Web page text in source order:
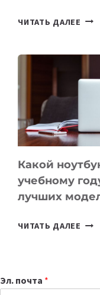
ЧИТАТЬ ДАЛЕЕ
БЕЗ
Какой
учебному
лучших
ЧИТАТЬ ДАЛЕЕ
Эл. почта *